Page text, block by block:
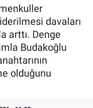
davaları
arttı. Denge
Budakoğlu
olduğunu